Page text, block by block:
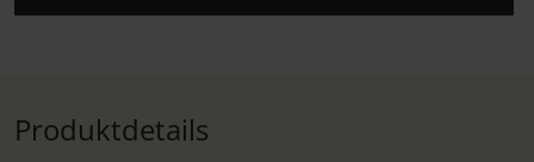
Produktdetails